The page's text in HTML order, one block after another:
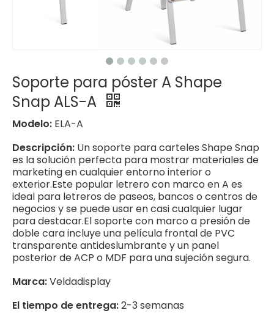
Soporte para póster A Shape
Snap ALS-A
Modelo: ELA-A
Descripción: Un soporte para carteles Shape Snap
es la solución perfecta para mostrar materiales de
marketing en cualquier entorno interior o
exterior.Este popular letrero con marco en A es
ideal para letreros de paseos, bancos o centros de
negocios y se puede usar en casi cualquier lugar
para destacar.El soporte con marco a presión de
doble cara incluye una película frontal de PVC
transparente antideslumbrante y un panel
posterior de ACP o MDF para una sujeción segura.
Marca:Veldadisplay
El tiempo de entrega:2-3 semanas